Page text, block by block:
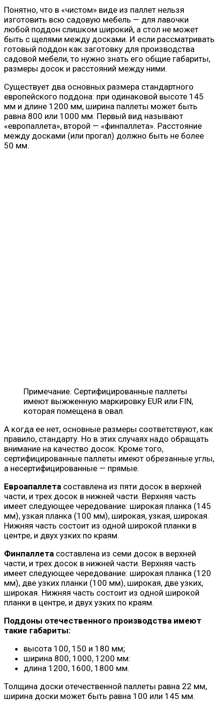
Понятно, что в «чистом» виде из паллет нельзя
изготовить всю садовую мебель — для лавочки
любой поддон слишком широкий, а стол не может
быть с щелями между досками. И если рассматривать
готовый поддон как заготовку для производства
садовой мебели, то нужно знать его общие габариты,
размеры досок и расстояний между ними.
Существует два основных размера стандартного
европейского поддона: при одинаковой высоте 145
мм и длине 1200 мм, ширина паллеты может быть
равна 800 или 1000 мм. Первый вид называют
«европаллета», второй — «финпаллета». Расстояние
между досками (или прогал) должно быть не более
50 мм.
Примечание. Сертифицированные паллеты
имеют выжженную маркировку EUR или FIN,
которая помещена в овал.
А когда ее нет, основные размеры соответствуют, как
правило, стандарту. Но в этих случаях надо обращать
внимание на качество досок. Кроме того,
сертифицированные паллеты имеют обрезанные углы,
а несертифицированные — прямые.
Евроапаллета составлена из пяти досок в верхней
части, и трех досок в нижней части. Верхняя часть
имеет следующее чередование: широкая планка (145
мм), узкая планка (100 мм), широкая, узкая, широкая.
Нижняя часть состоит из одной широкой планки в
центре, и двух узких по краям.
Финпаллета составлена из семи досок в верхней
части, и трех досок в нижней части. Верхняя часть
имеет следующее чередование: широкая планка (120
мм), две узких планки (100 мм), широкая, две узких,
широкая. Нижняя часть состоит из одной широкой
планки в центре, и двух узких по краям.
Поддоны отечественного производства имеют
такие габариты:
высота 100, 150 и 180 мм;
ширина 800, 1000, 1200 мм:
длина 1200, 1600, 1800 мм.
Толщина доски отечественной паллеты равна 22 мм,
ширина доски может быть равна 100 или 145 мм.